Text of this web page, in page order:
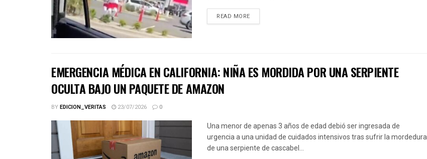
READ MORE
EMERGENCIA MÉDICA EN CALIFORNIA: NIÑA ES MORDIDA POR UNA SERPIENTE
OCULTA BAJO UN PAQUETE DE AMAZON
BYEDICION_VERITAS 23/07/2026 0
Una menor de apenas 3 años de edad debió ser ingresada de
urgencia a una unidad de cuidados intensivos tras sufrir la mordedura
de una serpiente de cascabel...